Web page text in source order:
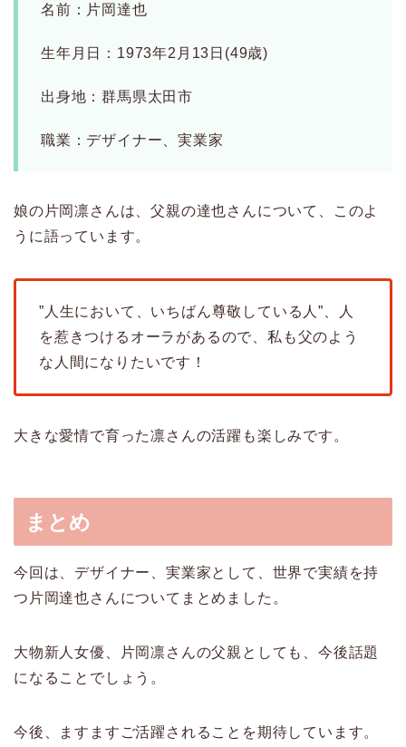
名前：片岡達也
生年月日：1973年2月13日(49歳)
出身地：群馬県太田市
職業：デザイナー、実業家
娘の片岡凛さんは、父親の達也さんについて、このよ
うに語っています。
”人生において、いちばん尊敬している人”、人
を惹きつけるオーラがあるので、私も父のよう
な人間になりたいです！
大きな愛情で育った凛さんの活躍も楽しみです。
まとめ
今回は、デザイナー、実業家として、世界で実績を持
つ片岡達也さんについてまとめました。
大物新人女優、片岡凛さんの父親としても、今後話題
になることでしょう。
今後、ますますご活躍されることを期待しています。